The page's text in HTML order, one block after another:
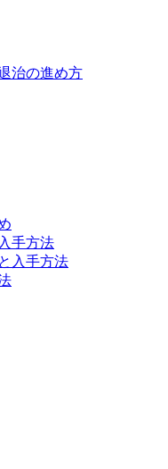
治の進め方
手方法
入手方法